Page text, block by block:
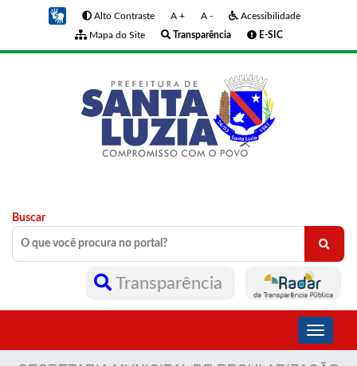
Alto Contraste A + A -
Acessibilidade
Mapa do Site
Transparência E-SIC
Buscar
Transparência
Toggle